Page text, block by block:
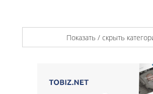
Показать / скрыть